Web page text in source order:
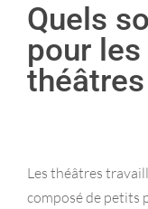
Quels
pour
théâtres
Les théâtres
composé de petits